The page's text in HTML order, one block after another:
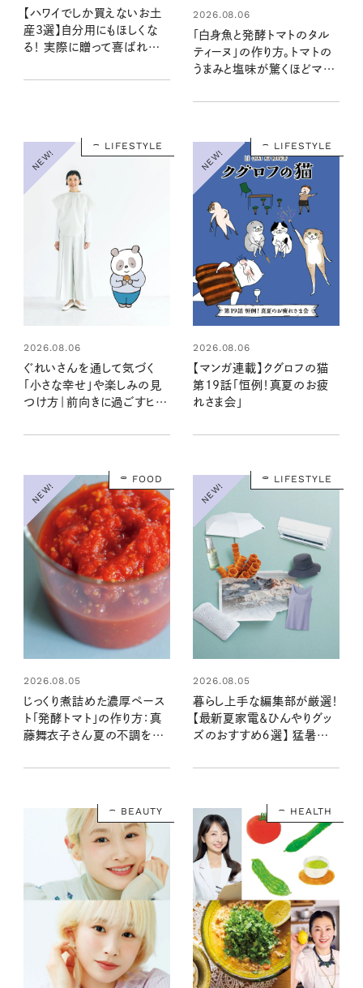
【ハワイでしか買えないお土
産3選】自分用にもほしくな
る！ 実際に贈って喜ばれた
2026.08.06
「白身魚と発酵トマトのタル
ティーヌ」の作り方。トマトの
うまみと塩味が驚くほどマッ
調を整えるレシピ
LIFESTYLE
NEW!
2026.08.06
ぐれいさんを通して気づく
「小さな幸せ」や楽しみの見
つけ方｜前向きに過ごすヒン
×モデル・はなさんが語る
LIFESTYLE
NEW!
2026.08.06
【マンガ連載】クグロフの猫
第19話「恒例！真夏のお疲
れさま会」
FOOD
NEW!
2026.08.05
じっくり煮詰めた濃厚ペース
ト「発酵トマト」の作り方：真
藤舞衣子さん夏の不調を整
LIFESTYLE
NEW!
2026.08.05
暮らし上手な編集部が厳選！
【最新夏家電＆ひんやりグッ
ズのおすすめ６選】 猛暑を
ム
BEAUTY HEALTH